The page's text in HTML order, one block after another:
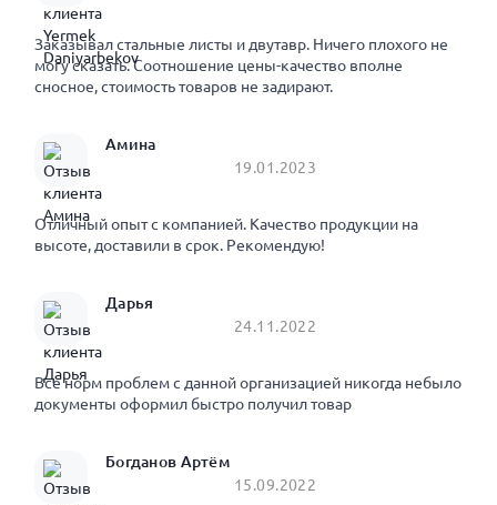
Заказывал стальные листы и двутавр. Ничего плохого не
могу сказать. Соотношение цены-качество вполне
сносное, стоимость товаров не задирают.
Амина
19.01.2023
Отличный опыт с компанией. Качество продукции на
высоте, доставили в срок. Рекомендую!
Дарья
24.11.2022
Все норм проблем с данной организацией никогда небыло
документы оформил быстро получил товар
Богданов Артём
15.09.2022